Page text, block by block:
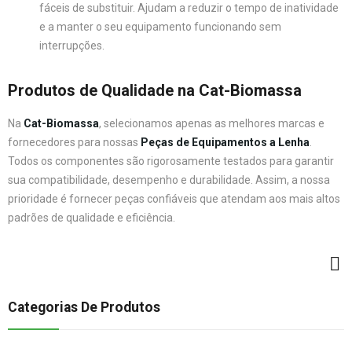
fáceis de substituir. Ajudam a reduzir o tempo de inatividade
e a manter o seu equipamento funcionando sem
interrupções.
Produtos de Qualidade na Cat-Biomassa
Na Cat-Biomassa, selecionamos apenas as melhores marcas e
fornecedores para nossas Peças de Equipamentos a Lenha
Todos os componentes são rigorosamente testados para garantir
sua compatibilidade, desempenho e durabilidade. Assim, a nossa
prioridade é fornecer peças confiáveis que atendam aos mais altos
padrões de qualidade e eficiência.
Categorias De Produtos